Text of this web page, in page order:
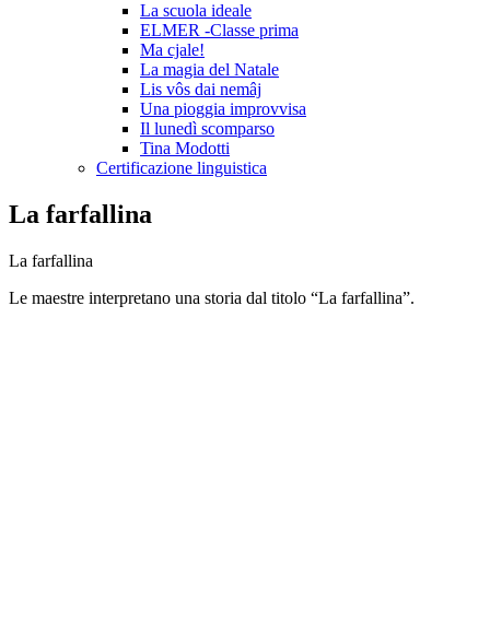
La scuola ideale
ELMER -Classe prima
Ma cjale!
La magia del Natale
Lis vôs dai nemâj
Una pioggia improvvisa
Il lunedì scomparso
Tina Modotti
Certificazione linguistica
La farfallina
La farfallina
Le maestre interpretano una storia dal titolo “La farfallina”.